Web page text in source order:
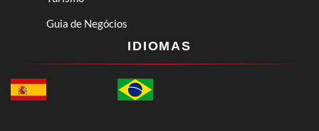
Guia de Negócios
IDIOMAS